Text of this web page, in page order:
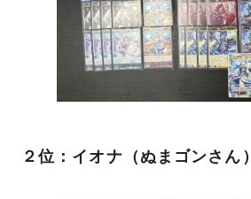
２位：イオナ（ぬまゴンさん）